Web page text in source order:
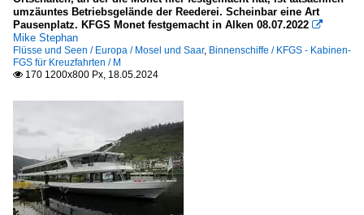
P - Q
R
S
Koppelverbände
mit GMS/TMS A - K
umzäuntes Betriebsgelände der Reederei. Scheinbar eine Art
Pausenplatz. KFGS Monet festgemacht in Alken 08.07.2022 
Mike Stephan
Flüsse und Seen / Europa / Mosel und Saar, Binnenschiffe / KFGS - Kabinen-
FGS für Kreuzfahrten / M
 170 1200x800 Px, 18.05.2024